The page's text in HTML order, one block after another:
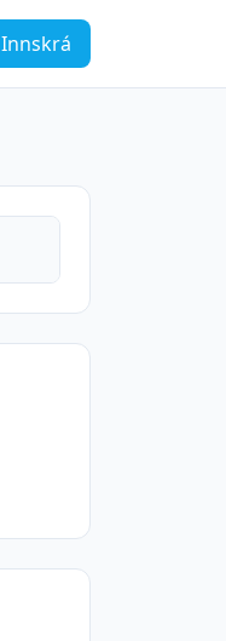
Innskrá